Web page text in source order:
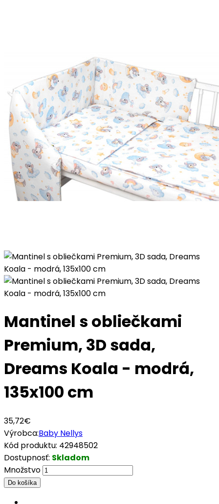
Mantinel s obliečkami
Premium, 3D sada,
Dreams Koala - modrá,
135x100 cm
35,72€
Výrobca:Baby Nellys
Kód produktu: 42948502
Dostupnosť: Skladom
Množstvo